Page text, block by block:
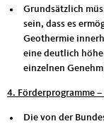
Grundsätzlich
sein, dass es
Geothermie
eine deutlich
einzelnen
4. Förderprogramme
Die von der